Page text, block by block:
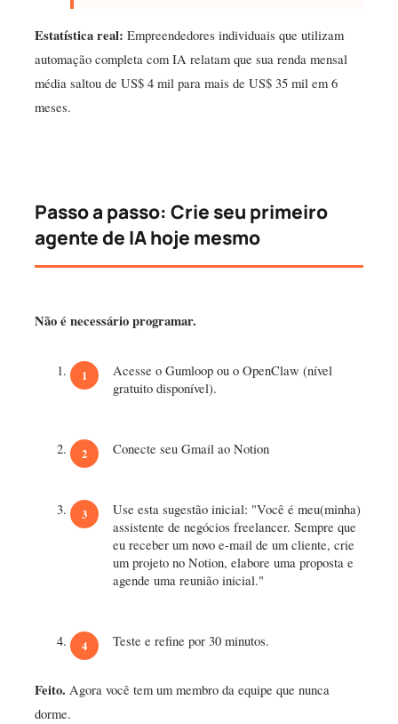
Estatística real: Empreendedores individuais que utilizam
automação completa com IA relatam que sua renda mensal
média saltou de US$ 4 mil para mais de US$ 35 mil em 6
meses.
Passo a passo: Crie seu primeiro
agente de IA hoje mesmo
Não é necessário programar.
Acesse o Gumloop ou o OpenClaw (nível
gratuito disponível).
Conecte seu Gmail ao Notion
Use esta sugestão inicial: "Você é meu(minha)
assistente de negócios freelancer. Sempre que
eu receber um novo e-mail de um cliente, crie
um projeto no Notion, elabore uma proposta e
agende uma reunião inicial."
Teste e refine por 30 minutos.
Feito. Agora você tem um membro da equipe que nunca
dorme.